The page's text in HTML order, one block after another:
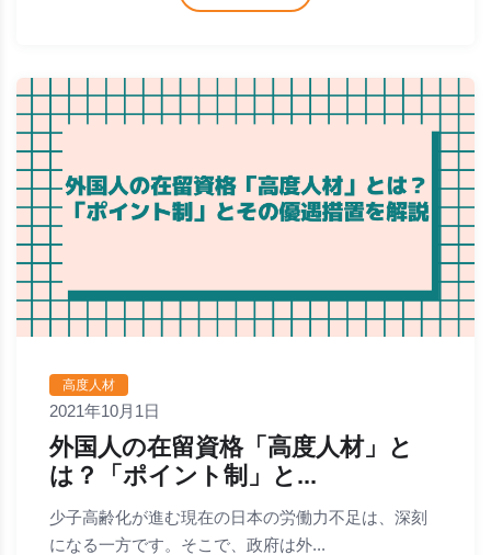
高度人材
2021年10月1日
外国人の在留資格「高度人材」と
は？「ポイント制」と...
少子高齢化が進む現在の日本の労働力不足は、深刻
になる一方です。そこで、政府は外...